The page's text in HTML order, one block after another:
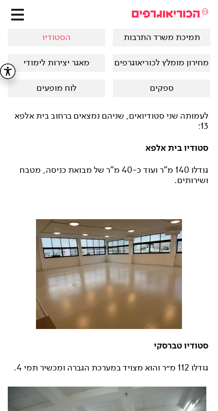
תמיכת משרד התרבות הסטודיו
מחירון מומלץ לכוריאוגרפים מאגר יצירות לימודי
ספקים לוח מופעים
לעמותה שני סטודיואים, שניהם נמצאים ברחוב בית אלפא
13:
סטודיו בית אלפא
גודלו 140 מ"ר ועוד כ-40 מ"ר של מבואת כניסה, מטבח
ושירותים.
סטודיו טברסקי
גודלו 112 מ״ר והוא מצויד במערכת הגברה ומכשיר תמי 4.